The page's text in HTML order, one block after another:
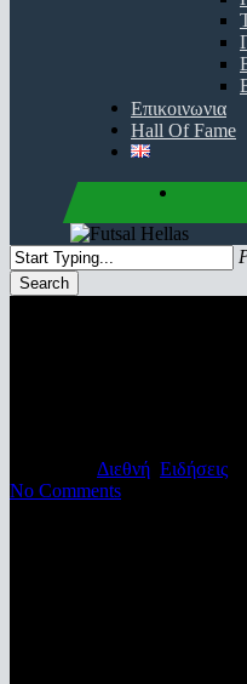
Επικοινωνια
Hall Of Fame
Search
Διεθνή Ειδήσεις
No Comments